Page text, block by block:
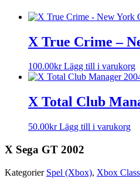
X True Crime –
100.00kr Lägg till i varukorg
X Total Club
50.00kr Lägg till i varukorg
X Sega GT 2002
Kategorier Spel (Xbox), Xbox